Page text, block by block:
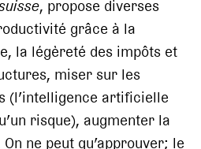
, propose diverses
grâce à la
la légèreté des impôts et
miser sur les
(l’intelligence artificielle
risque), augmenter la
ne peut qu’approuver; le